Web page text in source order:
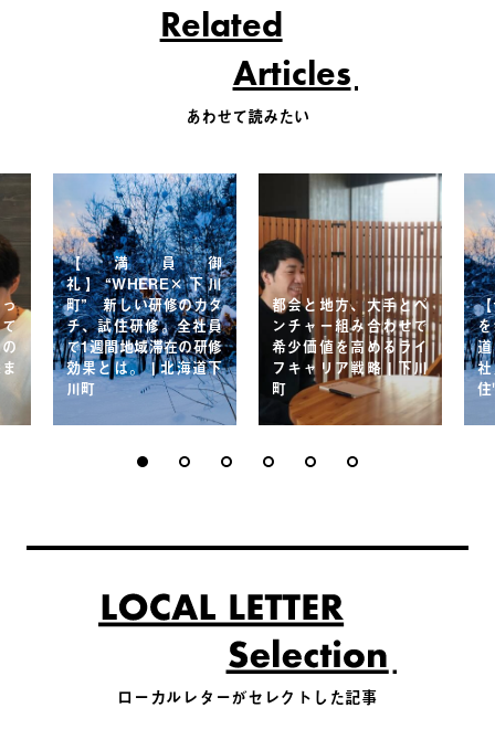
Related
Articles
あわせて読みたい
【満員御
礼】“WHERE×下川
町” 新しい研修のカタ
チ、試住研修。全社員
で1週間地域滞在の研修
効果とは。 | 北海道下
川町
都会と地方、大手とベ
ンチャー組み合わせで
希少価値を高めるライ
フキャリア戦略 | 下川
町
ローカルレターがセレクトした記事